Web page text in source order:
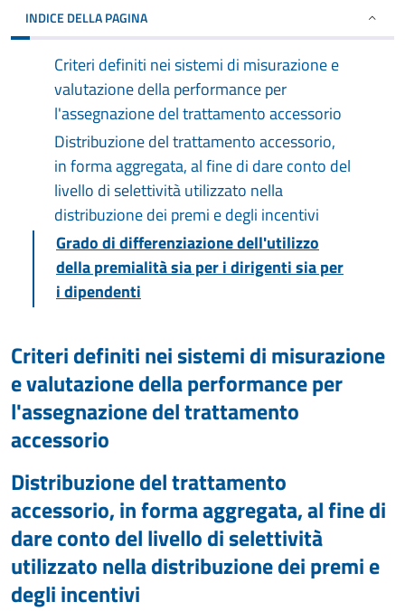
INDICE DELLA PAGINA
Criteri definiti nei sistemi di misurazione e
valutazione della performance per
l'assegnazione del trattamento accessorio
Distribuzione del trattamento accessorio,
in forma aggregata, al fine di dare conto del
livello di selettività utilizzato nella
distribuzione dei premi e degli incentivi
Grado di differenziazione dell'utilizzo
della premialità sia per i dirigenti sia per
i dipendenti
Criteri definiti nei sistemi di misurazione
e valutazione della performance per
l'assegnazione del trattamento
accessorio
Distribuzione del trattamento
accessorio, in forma aggregata, al fine di
dare conto del livello di selettività
utilizzato nella distribuzione dei premi e
degli incentivi